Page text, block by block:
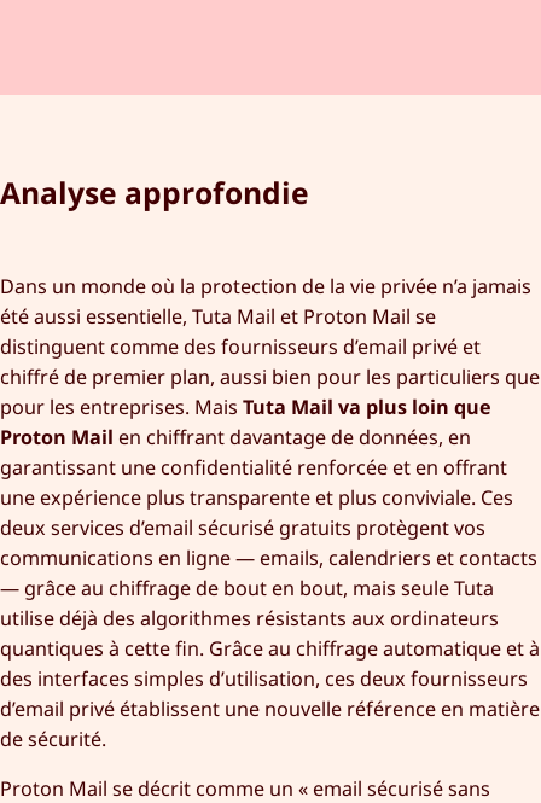
Analyse approfondie
Dans un monde où la protection de la vie privée n’a jamais
été aussi essentielle, Tuta Mail et Proton Mail se
distinguent comme des fournisseurs d’email privé et
chiffré de premier plan, aussi bien pour les particuliers que
pour les entreprises. Mais Tuta Mail va plus loin que
Proton Mail en chiffrant davantage de données, en
garantissant une confidentialité renforcée et en offrant
une expérience plus transparente et plus conviviale. Ces
deux services d’email sécurisé gratuits protègent vos
communications en ligne — emails, calendriers et contacts
— grâce au chiffrage de bout en bout, mais seule Tuta
utilise déjà des algorithmes résistants aux ordinateurs
quantiques à cette fin. Grâce au chiffrage automatique et à
des interfaces simples d’utilisation, ces deux fournisseurs
d’email privé établissent une nouvelle référence en matière
de sécurité.
Proton Mail se décrit comme un « email sécurisé sans